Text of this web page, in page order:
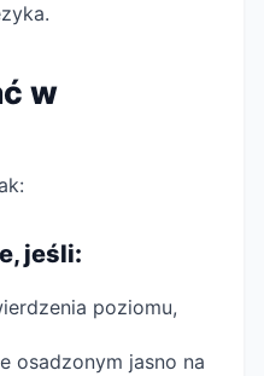
w
jeśli:
poziomu,
osadzonym jasno na